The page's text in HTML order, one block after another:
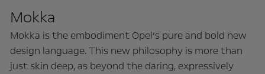
Mokka
Mokka is the embodiment Opel’s pure and bold new
design language. This new philosophy is more than
just skin deep, as beyond the daring, expressively